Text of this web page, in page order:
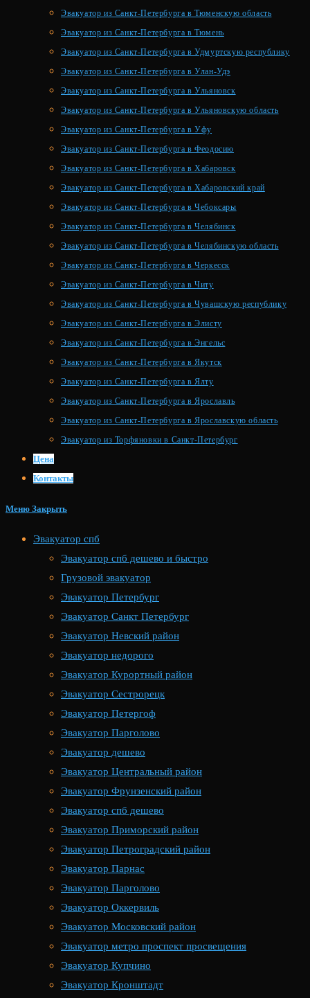
Эвакуатор из Санкт-Петербурга в Тюменскую область
Эвакуатор из Санкт-Петербурга в Тюмень
Эвакуатор из Санкт-Петербурга в Удмуртскую республику
Эвакуатор из Санкт-Петербурга в Улан-Удэ
Эвакуатор из Санкт-Петербурга в Ульяновск
Эвакуатор из Санкт-Петербурга в Ульяновскую область
Эвакуатор из Санкт-Петербурга в Уфу
Эвакуатор из Санкт-Петербурга в Феодосию
Эвакуатор из Санкт-Петербурга в Хабаровск
Эвакуатор из Санкт-Петербурга в Хабаровский край
Эвакуатор из Санкт-Петербурга в Чебоксары
Эвакуатор из Санкт-Петербурга в Челябинск
Эвакуатор из Санкт-Петербурга в Челябинскую область
Эвакуатор из Санкт-Петербурга в Черкесск
Эвакуатор из Санкт-Петербурга в Читу
Эвакуатор из Санкт-Петербурга в Чувашскую республику
Эвакуатор из Санкт-Петербурга в Элисту
Эвакуатор из Санкт-Петербурга в Энгельс
Эвакуатор из Санкт-Петербурга в Якутск
Эвакуатор из Санкт-Петербурга в Ялту
Эвакуатор из Санкт-Петербурга в Ярославль
Эвакуатор из Санкт-Петербурга в Ярославскую область
Эвакуатор из Торфяновки в Санкт-Петербург
Цена
Контакты
Меню Закрыть
Эвакуатор спб
Эвакуатор спб дешево и быстро
Грузовой эвакуатор
Эвакуатор Петербург
Эвакуатор Санкт Петербург
Эвакуатор Невский район
Эвакуатор недорого
Эвакуатор Курортный район
Эвакуатор Сестрорецк
Эвакуатор Петергоф
Эвакуатор Парголово
Эвакуатор дешево
Эвакуатор Центральный район
Эвакуатор Фрунзенский район
Эвакуатор спб дешево
Эвакуатор Приморский район
Эвакуатор Петроградский район
Эвакуатор Парнас
Эвакуатор Парголово
Эвакуатор Оккервиль
Эвакуатор Московский район
Эвакуатор метро проспект просвещения
Эвакуатор Купчино
Эвакуатор Кронштадт